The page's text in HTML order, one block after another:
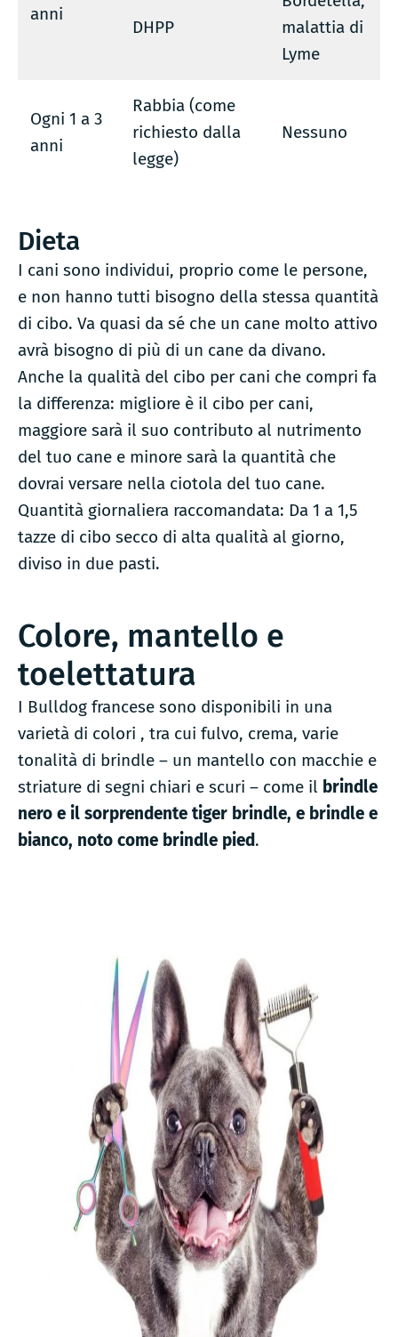
anni
DHPP
malattia di
Lyme
Ogni 1 a 3
anni
Rabbia (come
richiesto dalla
legge)
Nessuno
Dieta
I cani sono individui, proprio come le persone,
e non hanno tutti bisogno della stessa quantità
di cibo. Va quasi da sé che un cane molto attivo
avrà bisogno di più di un cane da divano.
Anche la qualità del cibo per cani che compri fa
la differenza: migliore è il cibo per cani,
maggiore sarà il suo contributo al nutrimento
del tuo cane e minore sarà la quantità che
dovrai versare nella ciotola del tuo cane.
Quantità giornaliera raccomandata: Da 1 a 1,5
tazze di cibo secco di alta qualità al giorno,
diviso in due pasti.
Colore, mantello e
toelettatura
I Bulldog francese sono disponibili in una
varietà di colori , tra cui fulvo, crema, varie
tonalità di brindle – un mantello con macchie e
striature di segni chiari e scuri – come il brindle
nero e il sorprendente tiger brindle, e brindle e
bianco, noto come brindle pied.